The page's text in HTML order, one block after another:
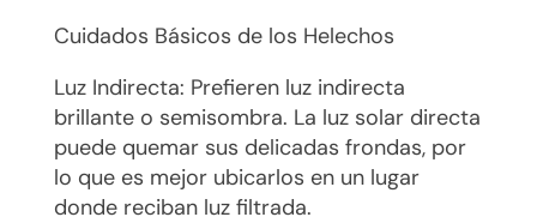
Cuidados Básicos de los Helechos
Luz Indirecta: Prefieren luz indirecta
brillante o semisombra. La luz solar directa
puede quemar sus delicadas frondas, por
lo que es mejor ubicarlos en un lugar
donde reciban luz filtrada.